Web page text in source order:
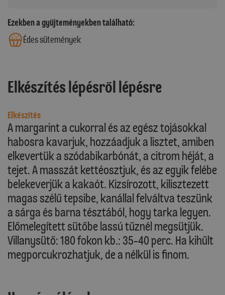
Ezekben a gyűjteményekben található:
Édes sütemények
Elkészítés lépésről lépésre
Elkészítés
A margarint a cukorral és az egész tojásokkal
habosra kavarjuk, hozzáadjuk a lisztet, amiben
elkevertük a szódabikarbónát, a citrom héját, a
tejet. A masszát kettéosztjuk, és az egyik felébe
belekeverjük a kakaót. Kizsírozott, kilisztezett
magas szélű tepsibe, kanállal felváltva teszünk
a sárga és barna tésztából, hogy tarka legyen.
Előmelegített sütőbe lassú tűznél megsütjük.
Villanysütő: 180 fokon kb.: 35-40 perc. Ha kihűlt
megporcukrozhatjuk, de a nélkül is finom.